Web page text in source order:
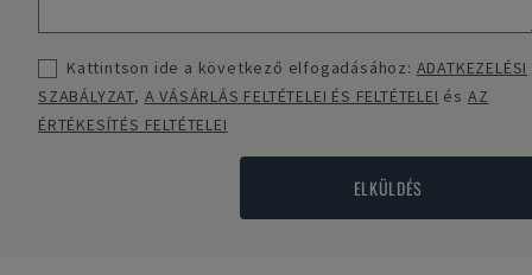
Kattintson ide a következő elfogadásához: ADATKEZELÉSI
SZABÁLYZAT, A VÁSÁRLÁS FELTÉTELEI ÉS FELTÉTELEI és AZ
ÉRTÉKESÍTÉS FELTÉTELEI
ELKÜLDÉS